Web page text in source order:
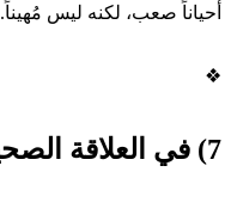
أحياناً صعب، لكنه ليس مُهيناً.
❖
7) في العلاقة الصحية الحدود لا تُسبب دراما